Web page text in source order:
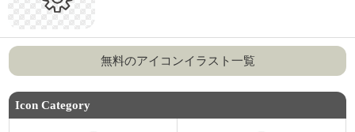
無料のアイコンイラスト一覧
Icon Category